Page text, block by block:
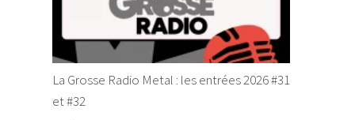
La Grosse Radio Metal : les entrées 2026 #31
et #32